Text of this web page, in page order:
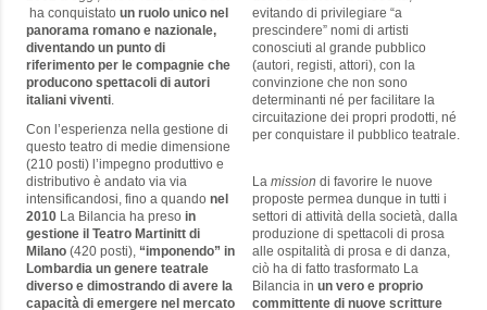
ha conquistato un ruolo unico nel
panorama romano e nazionale,
diventando un punto di
riferimento per le compagnie che
producono spettacoli di autori
italiani viventi.
Con l’esperienza nella gestione di
questo teatro di medie dimensione
(210 posti) l’impegno produttivo e
distributivo è andato via via
intensificandosi, fino a quando nel
2010 La Bilancia ha preso in
gestione il Teatro Martinitt di
Milano (420 posti), “imponendo” in
Lombardia un genere teatrale
diverso e dimostrando di avere la
capacità di emergere nel mercato
evitando di privilegiare “a
prescindere” nomi di artisti
conosciuti al grande pubblico
(autori, registi, attori), con la
convinzione che non sono
determinanti né per facilitare la
circuitazione dei propri prodotti, né
per conquistare il pubblico teatrale.
La mission di favorire le nuove
proposte permea dunque in tutti i
settori di attività della società, dalla
produzione di spettacoli di prosa
alle ospitalità di prosa e di danza,
ciò ha di fatto trasformato La
Bilancia in un vero e proprio
committente di nuove scritture